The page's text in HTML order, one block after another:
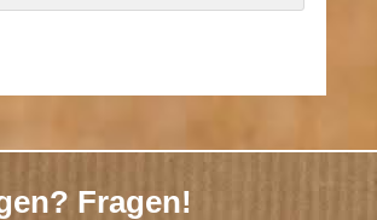
Fragen!